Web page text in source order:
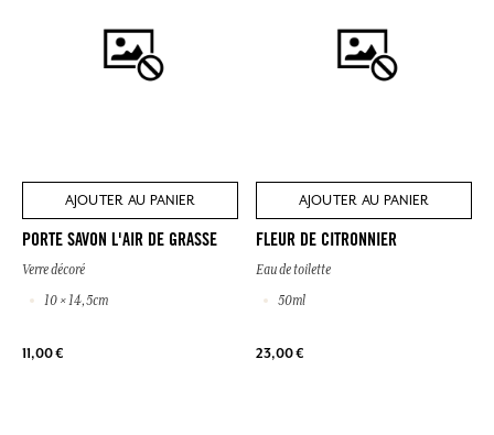
AJOUTER AU PANIER
PORTE SAVON L'AIR DE GRASSE
Verre décoré
10 × 14,5cm
11,00 €
AJOUTER AU PANIER
FLEUR DE CITRONNIER
Eau de toilette
50ml
23,00 €